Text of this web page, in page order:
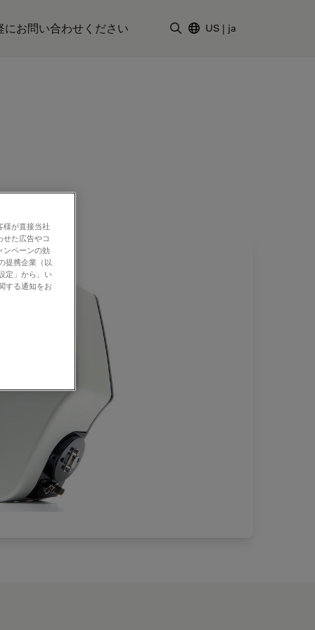
にお問い合わせください US | ja
様が直接当社
た広告やコ
ンペーンの効
提携企業（以
定」から、い
する通知をお